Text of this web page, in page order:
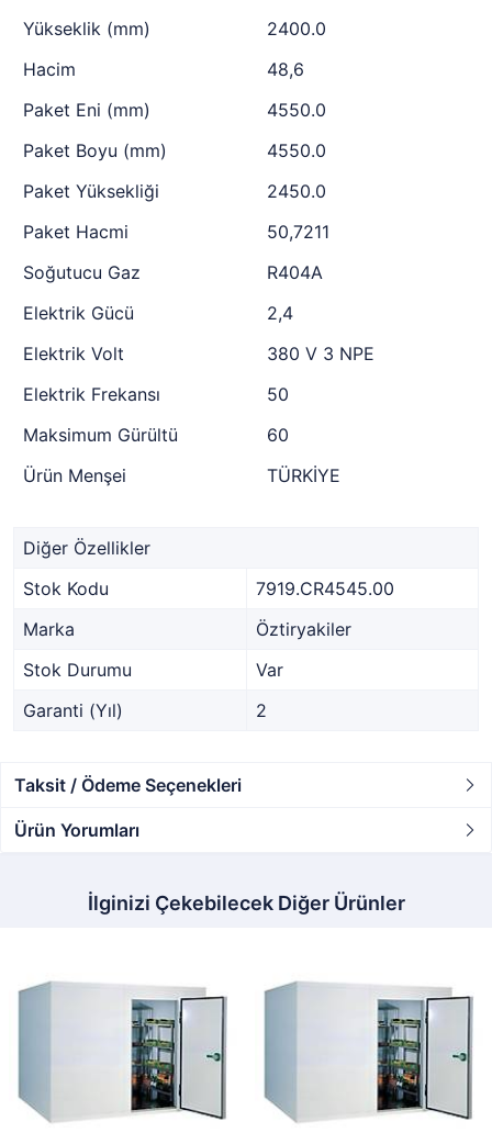
Yükseklik (mm)
2400.0
Hacim
48,6
Paket Eni (mm)
4550.0
Paket Boyu (mm)
4550.0
Paket Yüksekliği
2450.0
Paket Hacmi
50,7211
Soğutucu Gaz
R404A
Elektrik Gücü
2,4
Elektrik Volt
380 V 3 NPE
Elektrik Frekansı
50
Maksimum Gürültü
60
Ürün Menşei
TÜRKİYE
Diğer Özellikler
Stok Kodu
7919.CR4545.00
Marka
Öztiryakiler
Stok Durumu
Var
Garanti (Yıl)
2
Taksit / Ödeme Seçenekleri
Ürün Yorumları
İlginizi Çekebilecek Diğer Ürünler